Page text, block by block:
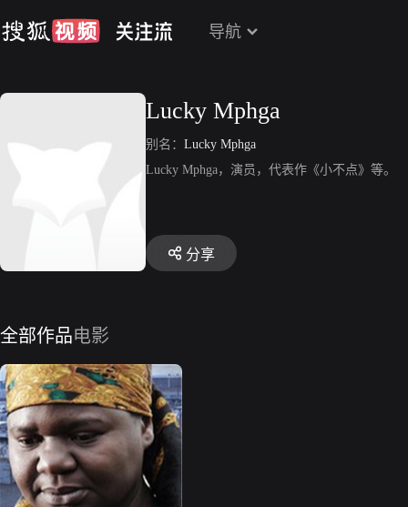
导航
Lucky Mphga
别名： Lucky Mphga
Lucky Mphga，演员，代表作《小不点》等。
分享
全部作品电影